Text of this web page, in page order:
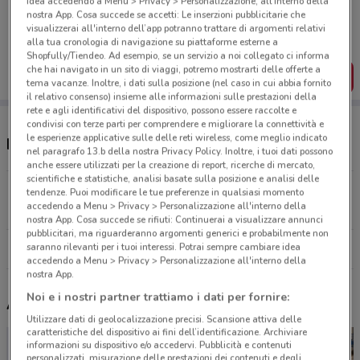
Porta DoveConviene sempre con te!
Puoi trovare le migliori offerte dei negozi vicino a te,
salvarle e creare la tua lista del risparmio, comodamente
dal tuo cellulare.
SCARICA L’APP
Negozi Giodicart a Trani
Strada Provinciale 130 Trani-Andria km 0,900 Trani
2.2 km
CHIUSO
Tutti i negozi Giodicart
Altri volantini nelle vicinanze
nostra App. Cosa succede se accetti: Le inserzioni pubblicitarie che
visualizzerai all'interno dell’app potranno trattare di argomenti relativi
alla tua cronologia di navigazione su piattaforme esterne a
Shopfully/Tiendeo. Ad esempio, se un servizio a noi collegato ci informa
che hai navigato in un sito di viaggi, potremo mostrarti delle offerte a
tema vacanze. Inoltre, i dati sulla posizione (nel caso in cui abbia fornito
il relativo consenso) insieme alle informazioni sulle prestazioni della
rete e agli identificativi del dispositivo, possono essere raccolte e
condivisi con terze parti per comprendere e migliorare la connettività e
le esperienze applicative sulle delle reti wireless, come meglio indicato
nel paragrafo 13.b della nostra Privacy Policy. Inoltre, i tuoi dati possono
anche essere utilizzati per la creazione di report, ricerche di mercato,
scientifiche e statistiche, analisi basate sulla posizione e analisi delle
tendenze. Puoi modificare le tue preferenze in qualsiasi momento
accedendo a Menu > Privacy > Personalizzazione all'interno della
nostra App. Cosa succede se rifiuti: Continuerai a visualizzare annunci
pubblicitari, ma riguarderanno argomenti generici e probabilmente non
saranno rilevanti per i tuoi interessi. Potrai sempre cambiare idea
accedendo a Menu > Privacy > Personalizzazione all'interno della
nostra App.
Noi e i nostri partner trattiamo i dati per fornire:
Utilizzare dati di geolocalizzazione precisi. Scansione attiva delle
caratteristiche del dispositivo ai fini dell’identificazione. Archiviare
informazioni su dispositivo e/o accedervi. Pubblicità e contenuti